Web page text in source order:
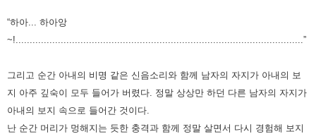
“하아... 하아앙
~!......................................................................................................”
그리고 순간 아내의 비명 같은 신음소리와 함께 남자의 자지가 아내의 보
지 아주 깊숙이 모두 들어가 버렸다. 정말 상상만 하던 다른 남자의 자지가
아내의 보지 속으로 들어간 것이다.
난 순간 머리가 멍해지는 듯한 충격과 함께 정말 살면서 다시 경험해 보지